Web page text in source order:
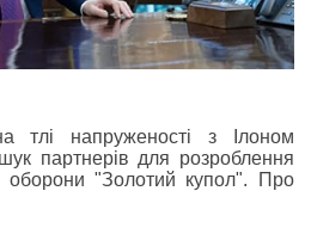
тлі напруженості з Ілоном
партнерів для розроблення
оборони "Золотий купол". Про